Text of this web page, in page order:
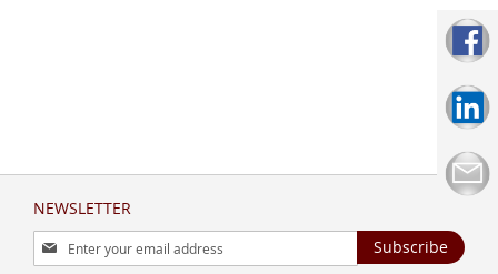
NEWSLETTER
Sign
Up
Subscribe